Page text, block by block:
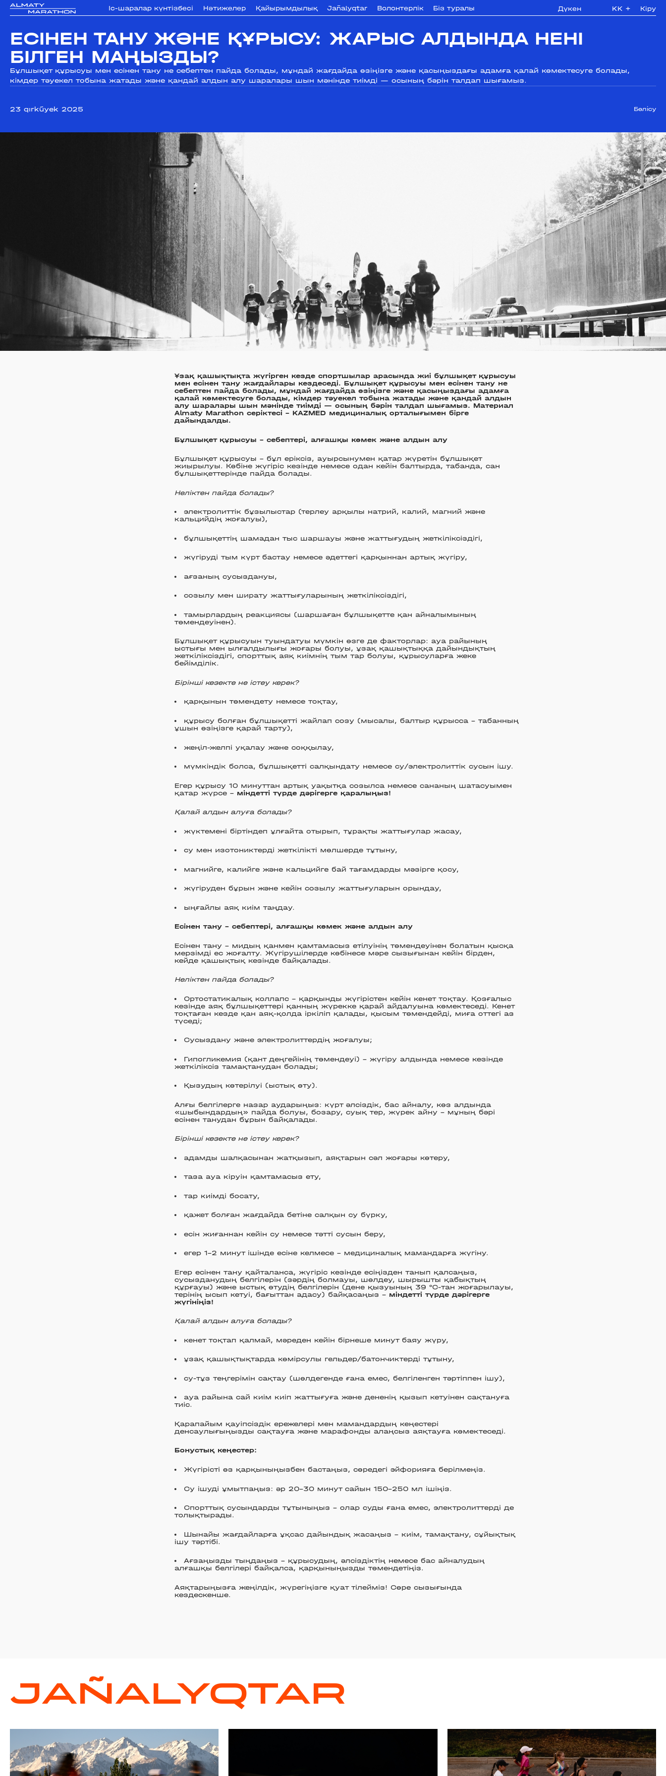
Iс-шаралар күнтізбесi Нәтижелер Қайырымдылық Jañalyqtar Волонтерлік Біз туралы Дүкен KK + Кіру
ЕСІНЕН ТАНУ ЖӘНЕ ҚҰРЫСУ: ЖАРЫС АЛДЫНДА НЕНІ
БІЛГЕН МАҢЫЗДЫ?
Бұлшықет құрысуы мен есінен тану не себептен пайда болады, мұндай жағдайда өзіңізге және қасыңыздағы адамға қалай көмектесуге болады,
кімдер тәуекел тобына жатады және қандай алдын алу шаралары шын мәнінде тиімді — осының бәрін талдап шығамыз.
23 qırkúyek 2025 Бөлісу
Ұзақ қашықтықта жүгірген кезде спортшылар арасында жиі бұлшықет құрысуы
мен есінен тану жағдайлары кездеседі. Бұлшықет құрысуы мен есінен тану не
себептен пайда болады, мұндай жағдайда өзіңізге және қасыңыздағы адамға
қалай көмектесуге болады, кімдер тәуекел тобына жатады және қандай алдын
алу шаралары шын мәнінде тиімді — осының бәрін талдап шығамыз. Материал
Almaty Marathon серіктесі – KAZMED медициналық орталығымен бірге
дайындалды.
Бұлшықет құрысуы – себептері, алғашқы көмек және алдын алу
Бұлшықет құрысуы – бұл еріксіз, ауырсынумен қатар жүретін бұлшықет
жиырылуы. Көбіне жүгіріс кезінде немесе одан кейін балтырда, табанда, сан
бұлшықеттерінде пайда болады.
Неліктен пайда болады?
электролиттік бұзылыстар (терлеу арқылы натрий, калий, магний және
кальцийдің жоғалуы),
бұлшықеттің шамадан тыс шаршауы және жаттығудың жеткіліксіздігі,
жүгіруді тым күрт бастау немесе әдеттегі қарқыннан артық жүгіру,
ағзаның сусыздануы,
созылу мен ширату жаттығуларының жеткіліксіздігі,
тамырлардың реакциясы (шаршаған бұлшықетте қан айналымының
төмендеуінен).
Бұлшықет құрысуын туындатуы мүмкін өзге де факторлар: ауа райының
ыстығы мен ылғалдылығы жоғары болуы, ұзақ қашықтыққа дайындықтың
жеткіліксіздігі, спорттық аяқ киімнің тым тар болуы, құрысуларға жеке
бейімділік.
Бірінші кезекте не істеу керек?
қарқынын төмендету немесе тоқтау,
құрысу болған бұлшықетті жайлап созу (мысалы, балтыр құрысса – табанның
ұшын өзіңізге қарай тарту),
жеңіл-желпі уқалау және соққылау,
мүмкіндік болса, бұлшықетті салқындату немесе су/электролиттік сусын ішу.
Егер құрысу 10 минуттан артық уақытқа созылса немесе сананың шатасуымен
қатар жүрсе – міндетті түрде дәрігерге қаралыңыз!
Қалай алдын алуға болады?
жүктемені біртіндеп ұлғайта отырып, тұрақты жаттығулар жасау,
су мен изотониктерді жеткілікті мөлшерде тұтыну,
магнийге, калийге және кальцийге бай тағамдарды мәзірге қосу,
жүгіруден бұрын және кейін созылу жаттығуларын орындау,
ыңғайлы аяқ киім таңдау.
Есінен тану – себептері, алғашқы көмек және алдын алу
Есінен тану – мидың қанмен қамтамасыз етілуінің төмендеуінен болатын қысқа
мерзімді ес жоғалту. Жүгірушілерде көбінесе мәре сызығынан кейін бірден,
кейде қашықтық кезінде байқалады.
Неліктен пайда болады?
Ортостатикалық коллапс – қарқынды жүгірістен кейін кенет тоқтау. Қозғалыс
кезінде аяқ бұлшықеттері қанның жүрекке қарай айдалуына көмектеседі. Кенет
тоқтаған кезде қан аяқ-қолда іркіліп қалады, қысым төмендейді, миға оттегі аз
түседі;
Сусыздану және электролиттердің жоғалуы;
Гипогликемия (қант деңгейінің төмендеуі) – жүгіру алдында немесе кезінде
жеткіліксіз тамақтанудан болады;
Қызудың көтерілуі (ыстық өту).
Алғы белгілерге назар аударыңыз: күрт әлсіздік, бас айналу, көз алдында
«шыбындардың» пайда болуы, бозару, суық тер, жүрек айну – мұның бәрі
есінен танудан бұрын байқалады.
Бірінші кезекте не істеу керек?
адамды шалқасынан жатқызып, аяқтарын сәл жоғары көтеру,
таза ауа кіруін қамтамасыз ету,
тар киімді босату,
қажет болған жағдайда бетіне салқын су бүрку,
есін жиғаннан кейін су немесе тәтті сусын беру,
егер 1–2 минут ішінде есіне келмесе – медициналық мамандарға жүгіну.
Егер есінен тану қайталанса, жүгіріс кезінде есіңізден танып қалсаңыз,
сусызданудың белгілерін (зәрдің болмауы, шөлдеу, шырышты қабықтың
құрғауы) және ыстық өтудің белгілерін (дене қызуының 39 °C-тан жоғарылауы,
терінің ысып кетуі, бағыттан адасу) байқасаңыз – міндетті түрде дәрігерге
жүгініңіз!
Қалай алдын алуға болады?
кенет тоқтап қалмай, мәреден кейін бірнеше минут баяу жүру,
ұзақ қашықтықтарда көмірсулы гельдер/батончиктерді тұтыну,
су-тұз теңгерімін сақтау (шөлдегенде ғана емес, белгіленген тәртіппен ішу),
ауа райына сай киім киіп жаттығуға және дененің қызып кетуінен сақтануға
тиіс.
Қарапайым қауіпсіздік ережелері мен мамандардың кеңестері
денсаулығыңызды сақтауға және марафонды алаңсыз аяқтауға көмектеседі.
Бонустық кеңестер:
Жүгірісті өз қарқыныңызбен бастаңыз, сөредегі эйфорияға берілмеңіз.
Су ішуді ұмытпаңыз: әр 20–30 минут сайын 150–250 мл ішіңіз.
Спорттық сусындарды тұтыныңыз – олар суды ғана емес, электролиттерді де
толықтырады.
Шынайы жағдайларға ұқсас дайындық жасаңыз – киім, тамақтану, сұйықтық
ішу тәртібі.
Ағзаңызды тыңдаңыз – құрысудың, әлсіздіктің немесе бас айналудың
алғашқы белгілері байқалса, қарқыныңызды төмендетіңіз.
Аяқтарыңызға жеңілдік, жүрегіңізге қуат тілейміз! Сөре сызығында
кездескенше.
JAÑALYQTAR